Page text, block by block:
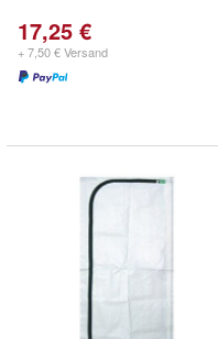
17,25 €
+ 7,50 € Versand